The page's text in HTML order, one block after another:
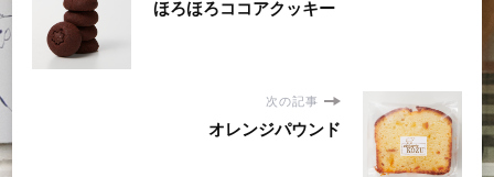
ほろほろココアクッキー
次の記事
オレンジパウンド